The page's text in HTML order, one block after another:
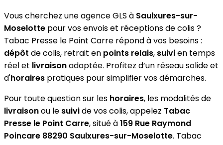
Vous cherchez une agence GLS à Saulxures-sur-
Moselotte pour vos envois et réceptions de colis ?
Tabac Presse le Point Carre répond à vos besoins :
dépôt de colis, retrait en points relais, suivien temps
réel et livraisonadaptée. Profitez d’un réseau solide et
d'horaires pratiques pour simplifier vos démarches.
Pour toute question sur les horaires, les modalités de
livraisonou le suivide vos colis, appelez Tabac
Presse le Point Carre, situé à159 Rue Raymond
Poincare 88290 Saulxures-sur-Moselotte. Tabac